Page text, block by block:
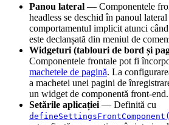
Panou lateral — Componentele
headless se deschid în panoul
comportamentul implicit atunci
este declanșată din meniul de
Widgeturi (tablouri de bord și
Componentele frontale pot fi
machetele de pagină. La
a machetei unei pagini de
un widget de componentă front-end.
Setările aplicației — Definită cu